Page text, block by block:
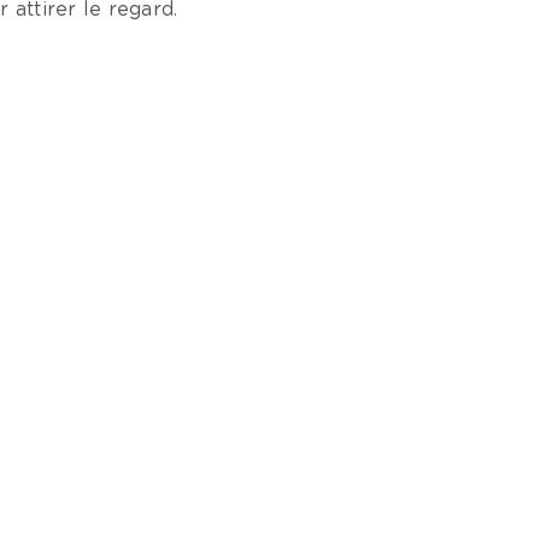
attirer le regard.